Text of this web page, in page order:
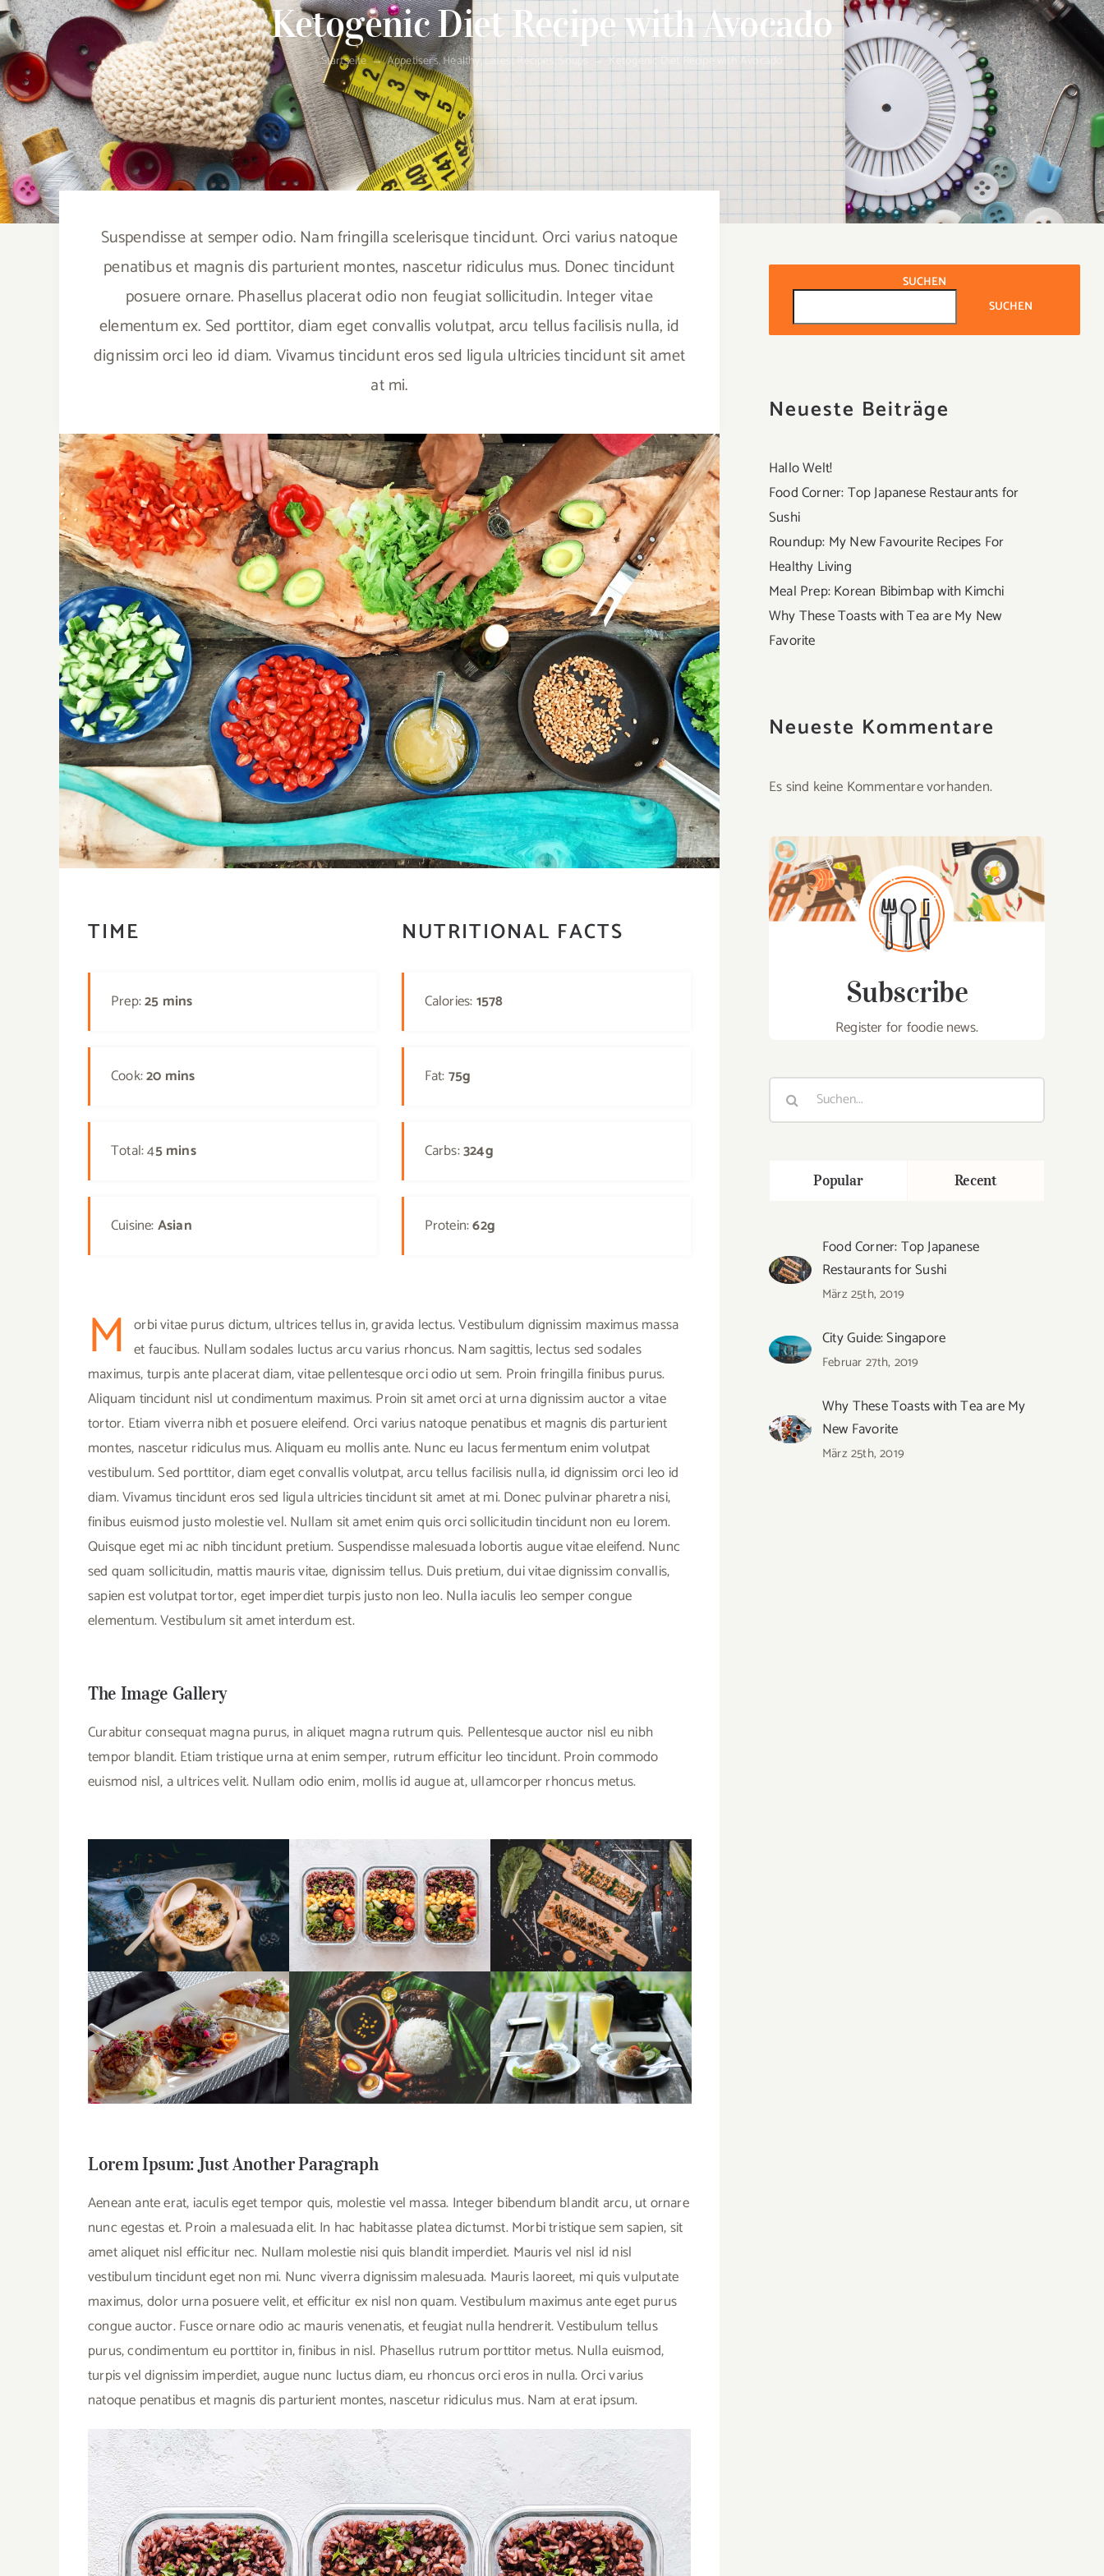
Ketogenic Diet Recipe with Avocado
Startseite → Appetisers,Healthy,Latest Recipes, Soups → Ketogenic Diet Recipe with Avocado
Suspendisse at semper odio. Nam fringilla scelerisque tincidunt. Orci varius natoque
penatibus et magnis dis parturient montes, nascetur ridiculus mus. Donec tincidunt
posuere ornare. Phasellus placerat odio non feugiat sollicitudin. Integer vitae
elementum ex. Sed porttitor, diam eget convallis volutpat, arcu tellus facilisis nulla, id
dignissim orci leo id diam. Vivamus tincidunt eros sed ligula ultricies tincidunt sit amet
at mi.
TIME
Prep:25 mins
Cook:20 mins
Total: 45 mins
Cuisine:Asian
NUTRITIONAL FACTS
Calories:1578
Fat:75g
Carbs:324g
Protein:62g
M orbi vitae purus dictum, ultrices tellus in, gravida lectus. Vestibulum dignissim maximus massa
et faucibus. Nullam sodales luctus arcu varius rhoncus. Nam sagittis, lectus sed sodales
maximus, turpis ante placerat diam, vitae pellentesque orci odio ut sem. Proin fringilla finibus purus.
Aliquam tincidunt nisl ut condimentum maximus. Proin sit amet orci at urna dignissim auctor a vitae
tortor. Etiam viverra nibh et posuere eleifend. Orci varius natoque penatibus et magnis dis parturient
montes, nascetur ridiculus mus. Aliquam eu mollis ante. Nunc eu lacus fermentum enim volutpat
vestibulum. Sed porttitor, diam eget convallis volutpat, arcu tellus facilisis nulla, id dignissim orci leo id
diam. Vivamus tincidunt eros sed ligula ultricies tincidunt sit amet at mi. Donec pulvinar pharetra nisi,
finibus euismod justo molestie vel. Nullam sit amet enim quis orci sollicitudin tincidunt non eu lorem.
Quisque eget mi ac nibh tincidunt pretium. Suspendisse malesuada lobortis augue vitae eleifend. Nunc
sed quam sollicitudin, mattis mauris vitae, dignissim tellus. Duis pretium, dui vitae dignissim convallis,
sapien est volutpat tortor, eget imperdiet turpis justo non leo. Nulla iaculis leo semper congue
elementum. Vestibulum sit amet interdum est.
The Image Gallery
Curabitur consequat magna purus, in aliquet magna rutrum quis. Pellentesque auctor nisl eu nibh
tempor blandit. Etiam tristique urna at enim semper, rutrum efficitur leo tincidunt. Proin commodo
euismod nisl, a ultrices velit. Nullam odio enim, mollis id augue at, ullamcorper rhoncus metus.
Lorem Ipsum: Just Another Paragraph
Aenean ante erat, iaculis eget tempor quis, molestie vel massa. Integer bibendum blandit arcu, ut ornare
nunc egestas et. Proin a malesuada elit. In hac habitasse platea dictumst. Morbi tristique sem sapien, sit
amet aliquet nisl efficitur nec. Nullam molestie nisi quis blandit imperdiet. Mauris vel nisl id nisl
vestibulum tincidunt eget non mi. Nunc viverra dignissim malesuada. Mauris laoreet, mi quis vulputate
maximus, dolor urna posuere velit, et efficitur ex nisl non quam. Vestibulum maximus ante eget purus
congue auctor. Fusce ornare odio ac mauris venenatis, et feugiat nulla hendrerit. Vestibulum tellus
purus, condimentum eu porttitor in, finibus in nisl. Phasellus rutrum porttitor metus. Nulla euismod,
turpis vel dignissim imperdiet, augue nunc luctus diam, eu rhoncus orci eros in nulla. Orci varius
natoque penatibus et magnis dis parturient montes, nascetur ridiculus mus. Nam at erat ipsum.
SUCHEN
SUCHEN
Neueste Beiträge
Hallo Welt!
Food Corner: Top Japanese Restaurants for
Sushi
Roundup: My New Favourite Recipes For
Healthy Living
Meal Prep: Korean Bibimbap with Kimchi
Why These Toasts with Tea are My New
Favorite
Neueste Kommentare
Es sind keine Kommentare vorhanden.
Subscribe
Register for foodie news.
nach:
Popular Recent
Food Corner: Top Japanese
Restaurants for Sushi
März 25th, 2019
City Guide: Singapore
Februar 27th, 2019
Why These Toasts with Tea are My
New Favorite
März 25th, 2019